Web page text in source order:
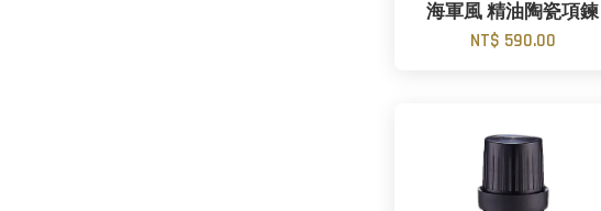
海軍風 精油陶瓷項鍊
NT$ 590.00